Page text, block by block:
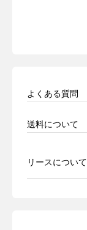
よくある質問
送料について
リースについて